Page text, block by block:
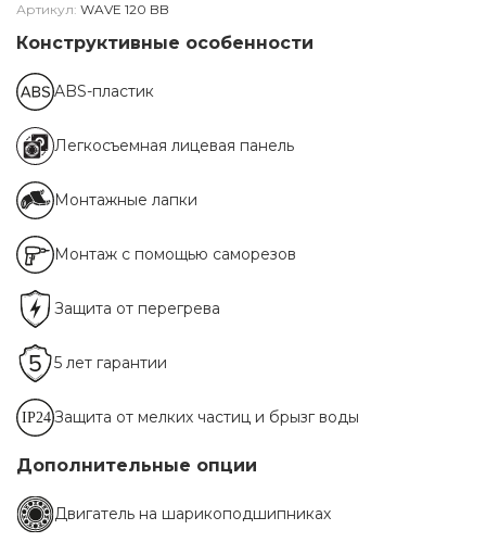
Артикул: WAVE 120 BB
Конструктивные особенности
ABS-пластик
Легкосъемная лицевая панель
Монтажные лапки
Монтаж с помощью саморезов
Защита от перегрева
5 лет гарантии
Защита от мелких частиц и брызг воды
Дополнительные опции
Двигатель на шарикоподшипниках